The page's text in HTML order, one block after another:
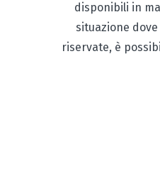
disponibili in
situazione
riservate, è